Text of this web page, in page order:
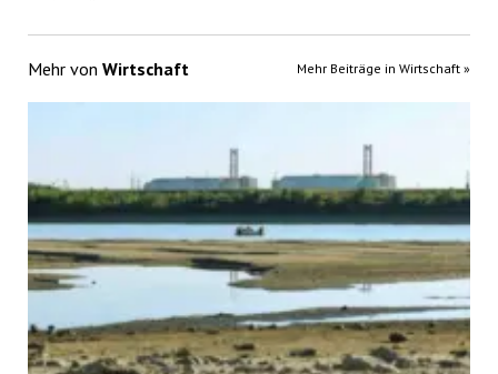
Mehr von Wirtschaft Mehr Beiträge in Wirtschaft »